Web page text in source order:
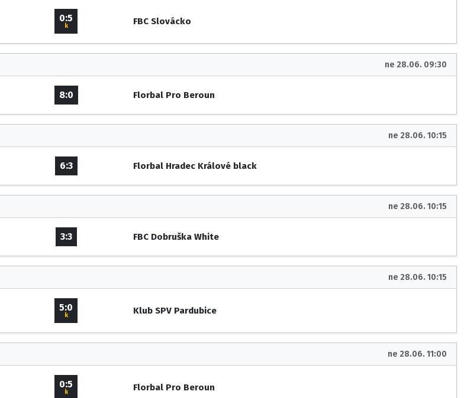
0:5
k FBC Slovácko
ne 28.06. 09:30
8:0 Florbal Pro Beroun
ne 28.06. 10:15
6:3 Florbal Hradec Králové black
ne 28.06. 10:15
3:3 FBC Dobruška White
ne 28.06. 10:15
5:0
k Klub SPV Pardubice
ne 28.06. 11:00
0:5
k Florbal Pro Beroun